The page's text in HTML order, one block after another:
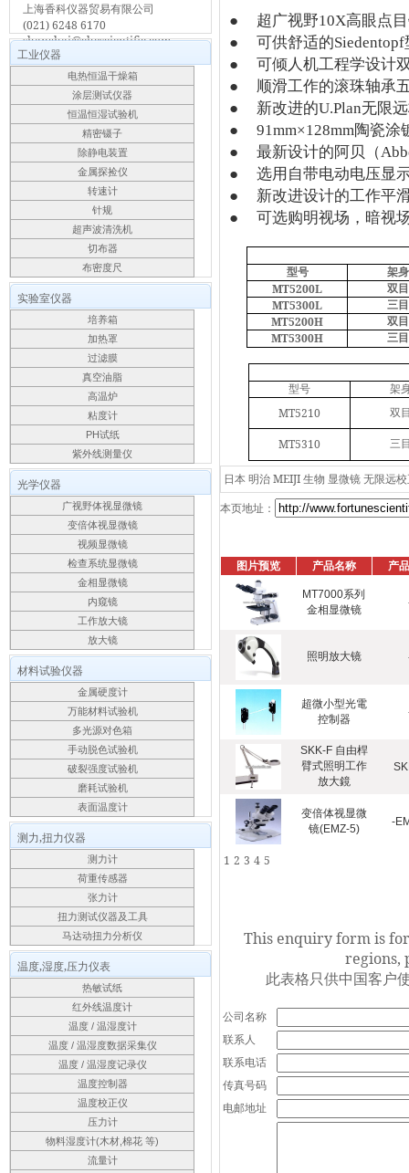
上海香科仪器贸易有限公司
(021) 6248 6170
shanghai@chescientific.com
联系人：车先生
工业仪器
电热恒温干燥箱
涂层测试仪器
恒温恒湿试验机
精密镊子
除静电装置
金属探捡仪
转速计
针规
超声波清洗机
切布器
布密度尺
实验室仪器
培养箱
加热罩
过滤膜
真空油脂
高温炉
粘度计
PH试纸
紫外线测量仪
光学仪器
广视野体视显微镜
变倍体视显微镜
视频显微镜
检查系统显微镜
金相显微镜
内窥镜
工作放大镜
放大镜
材料试验仪器
金属硬度计
万能材料试验机
多光源对色箱
手动脱色试验机
破裂强度试验机
磨耗试验机
表面温度计
测力,扭力仪器
测力计
荷重传感器
张力计
扭力测试仪器及工具
马达动扭力分析仪
温度,湿度,压力仪表
热敏试纸
红外线温度计
温度 / 温湿度计
温度 / 温湿度数据采集仪
温度 / 温湿度记录仪
温度控制器
温度校正仪
压力计
物料湿度计(木材,棉花 等)
流量计
● 超广视野10X高眼点
●
可供舒适的Siedentopf
●
可倾人机工程学设计
●
顺滑工作的滚珠轴承
●
新改进的U.Plan无限
●
91mm×128mm陶瓷涂
●
最新设计的阿贝（
●
选用自带电动电压显
●
新改进设计的工作平
●
可选购明视场，暗视
型号 架身
MT5200L 双目
MT5300L 三目
MT5200H 双目
MT5300H 三目
型号 架
MT5210 双
MT5310 三
日本 明治 MEIJI 生物 显微镜 无限远
本页地址：
图片预览 产品名称 产
MT7000系列
金相显微镜
照明放大镜
超微小型光電
控制器
SKK-F 自由桿
臂式照明工作
放大鏡
变倍体视显微
镜(EMZ-5)
-
1 2 3 4 5
This enquiry form is
regions,
此表格只供中国客户
公司名称
联系人
联系电话
传真号码
电邮地址